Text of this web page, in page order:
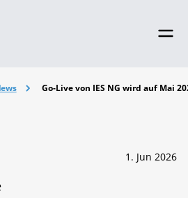
Go-Live von IES NG wird auf Mai
1. Jun 2026